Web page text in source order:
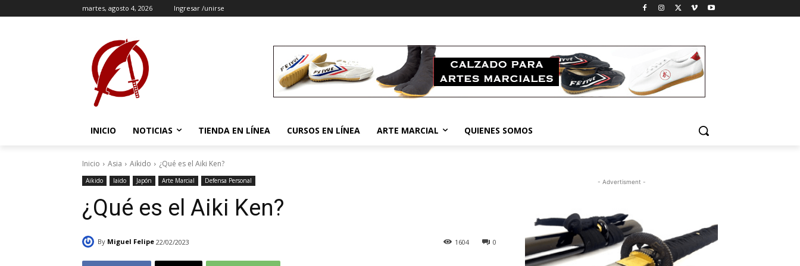
martes, agosto 4, 2026 Ingresar /unirse
INICIO NOTICIAS TIENDA EN LÍNEA CURSOS EN LÍNEA ARTE MARCIAL QUIENES SOMOS
Inicio Asia Aikido ¿Qué es el Aiki Ken?
Aikido Iaido Japón Arte Marcial Defensa Personal
¿Qué es el Aiki Ken?
By Miguel Felipe 22/02/2023 0
1604
- Advertisment -